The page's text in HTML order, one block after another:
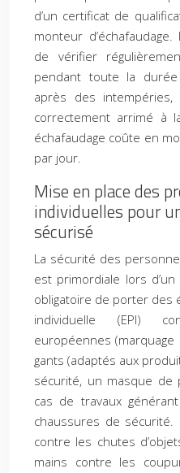
d’un certificat de
monteur
de vérifier
pendant toute la
après des
correctement arrimé à
échafaudage coûte en
par jour.
Mise en place des
individuelles pour
sécurisé
La sécurité des
est primordiale lors d’un
obligatoire de porter des
individuelle (EPI)
européennes (marquage
gants (adaptés aux
sécurité, un masque de
cas de travaux
chaussures de
contre les chutes
mains contre les